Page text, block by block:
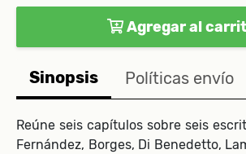
Agregar al
Sinopsis Políticas envío
Reúne seis capítulos sobre seis
Fernández, Borges, Di Benedetto,